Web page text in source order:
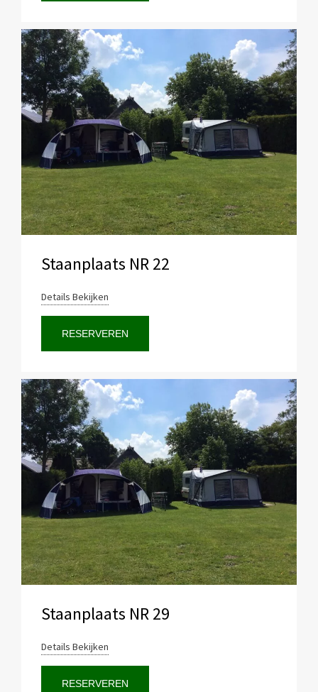
Staanplaats NR 22
Details Bekijken
RESERVEREN
Staanplaats NR 29
Details Bekijken
RESERVEREN